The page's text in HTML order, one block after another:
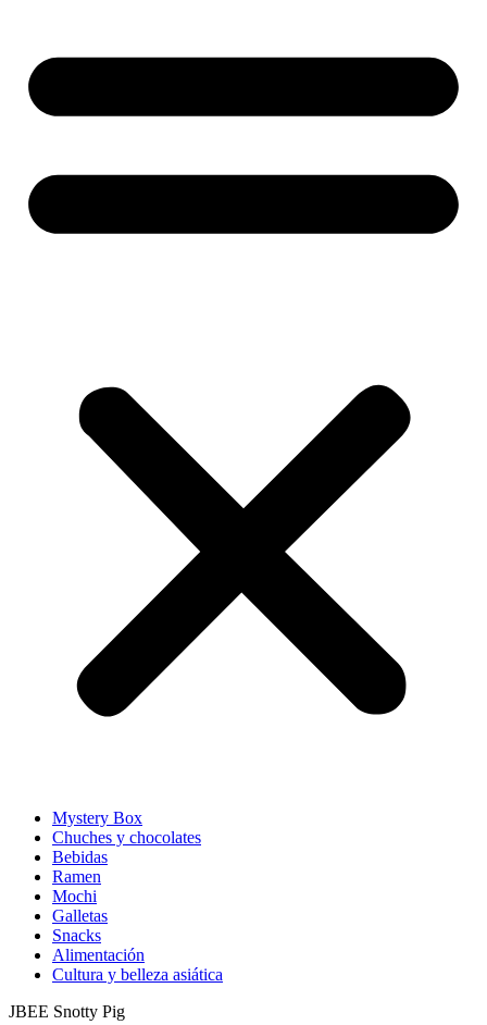
Mystery Box
Chuches y chocolates
Bebidas
Ramen
Mochi
Galletas
Snacks
Alimentación
Cultura y belleza asiática
JBEE Snotty Pig